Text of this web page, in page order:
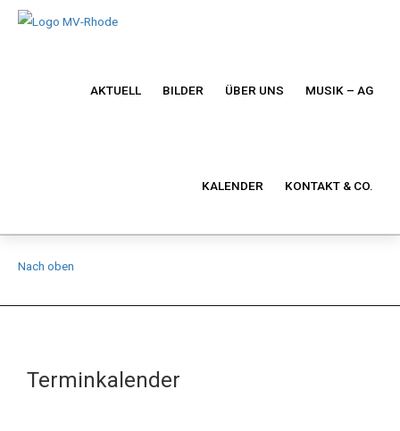
AKTUELL BILDER ÜBER UNS MUSIK – AG
KALENDER KONTAKT & CO.
Nach oben
Terminkalender